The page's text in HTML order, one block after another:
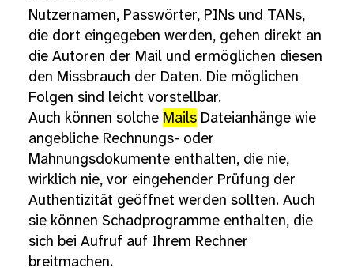
Nutzernamen, Passwörter, PINs und TANs,
die dort eingegeben werden, gehen direkt an
die Autoren der Mail und ermöglichen diesen
den Missbrauch der Daten. Die möglichen
Folgen sind leicht vorstellbar.
Auch können solche Mails Dateianhänge wie
angebliche Rechnungs- oder
Mahnungsdokumente enthalten, die nie,
wirklich nie, vor eingehender Prüfung der
Authentizität geöffnet werden sollten. Auch
sie können Schadprogramme enthalten, die
sich bei Aufruf auf Ihrem Rechner
breitmachen.